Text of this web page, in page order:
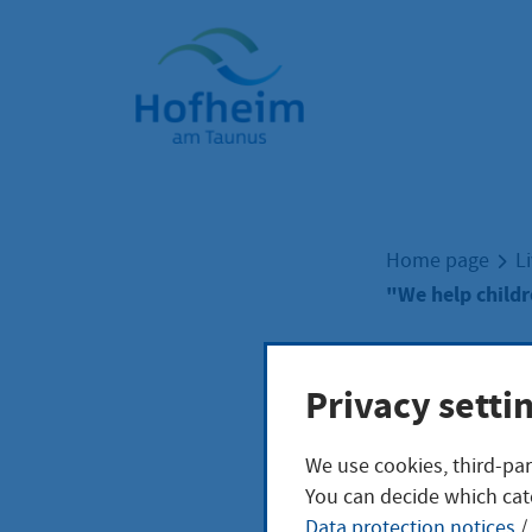
Home"
Home page
"We help
Privacy
We use cookies, third-
You can decide which